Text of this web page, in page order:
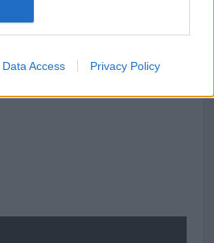
Data Access Privacy Policy
in ospedale a Catania, ma il tour
ci sono”